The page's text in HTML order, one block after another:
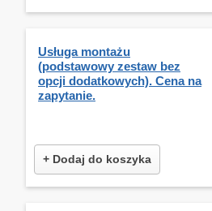
Usługa montażu
(podstawowy zestaw bez
opcji dodatkowych). Cena na
zapytanie.
+ Dodaj do koszyka